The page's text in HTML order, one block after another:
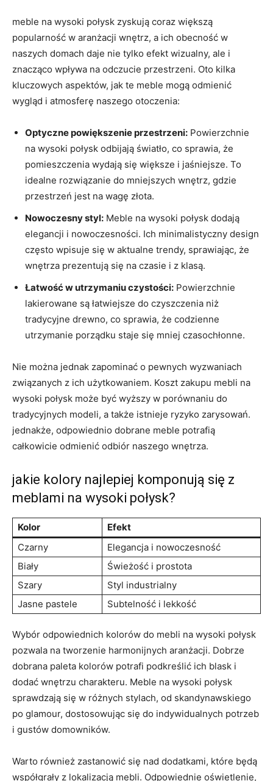
meble ‌na wysoki ⁣połysk zyskują coraz ​większą
popularność w ​aranżacji wnętrz, a ich obecność w
naszych domach daje nie tylko efekt wizualny, ale i
znacząco ​wpływa na odczucie przestrzeni. Oto⁢ kilka
⁢kluczowych‍ aspektów,‍ jak te meble mogą odmienić
wygląd ⁣i atmosferę naszego otoczenia:
Optyczne powiększenie przestrzeni: Powierzchnie
na wysoki połysk odbijają światło,⁢ co sprawia, że ​
pomieszczenia ⁤wydają się większe ⁤i jaśniejsze.​ To⁤
idealne rozwiązanie ⁣do ⁣mniejszych wnętrz, gdzie
przestrzeń jest na wagę złota.
Nowoczesny styl: Meble‍ na wysoki połysk ‍dodają
elegancji ‍i nowoczesności. Ich minimalistyczny design
często ‍wpisuje⁤ się w aktualne trendy, sprawiając, że
wnętrza ⁤prezentują‍ się na czasie i⁣ z klasą.
Łatwość w ‌utrzymaniu czystości: Powierzchnie
lakierowane ⁢są łatwiejsze‌ do ‌czyszczenia niż
⁣tradycyjne drewno, co sprawia,‍ że codzienne
utrzymanie porządku staje się ⁤mniej czasochłonne.
Nie można jednak zapominać o pewnych wyzwaniach
związanych z​ ich użytkowaniem. Koszt zakupu ‌mebli na
‍wysoki połysk ‍może być⁤ wyższy​ w porównaniu do
tradycyjnych modeli, a także istnieje ryzyko zarysowań.​
jednakże, odpowiednio dobrane⁤ meble potrafią
całkowicie⁢ odmienić odbiór naszego wnętrza.
jakie‌ kolory najlepiej⁢ komponują się z
meblami na wysoki połysk?
Kolor
Efekt
Czarny
Elegancja ‌i nowoczesność
Biały
Świeżość i prostota
Szary
Styl industrialny
Jasne pastele
Subtelność ​i lekkość
Wybór odpowiednich⁤ kolorów do mebli na wysoki połysk
pozwala ​na ‌tworzenie harmonijnych⁢ aranżacji. ⁤Dobrze
dobrana⁢ paleta‍ kolorów potrafi ⁢podkreślić ich blask i
dodać⁤ wnętrzu charakteru. Meble na ⁣wysoki połysk
sprawdzają się w różnych stylach,​ od skandynawskiego
po ‌glamour, dostosowując się do indywidualnych potrzeb
i gustów domowników.
Warto​ również⁢ zastanowić się nad dodatkami, które będą ​
współgrały z⁢ lokalizacją mebli.⁢ Odpowiednie oświetlenie,